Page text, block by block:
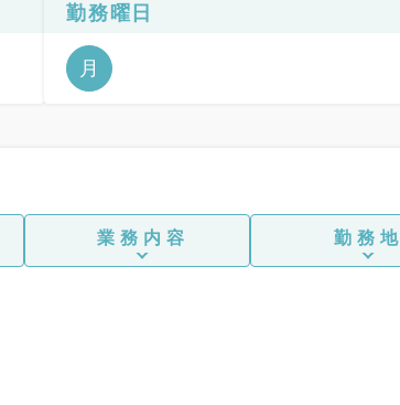
勤務曜日
月
業務内容 勤務地